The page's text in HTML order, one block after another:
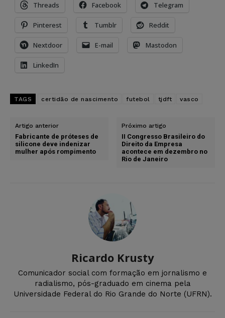
Threads Facebook Telegram
Pinterest Tumblr Reddit
Nextdoor E-mail Mastodon
LinkedIn
TAGS certidão de nascimento futebol tjdft vasco
Artigo anterior
Fabricante de próteses de
silicone deve indenizar
mulher após rompimento
Próximo artigo
II Congresso Brasileiro do
Direito da Empresa
acontece em dezembro no
Rio de Janeiro
Ricardo Krusty
Comunicador social com formação em jornalismo e
radialismo, pós-graduado em cinema pela
Universidade Federal do Rio Grande do Norte (UFRN).